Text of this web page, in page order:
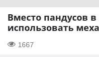
Вместо пандусов
использовать
1667